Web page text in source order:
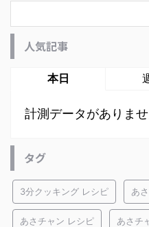
人気記事
本日
計測データがありませ
タグ
3分クッキング レシピ あ
あさチャン レシピ あさチ